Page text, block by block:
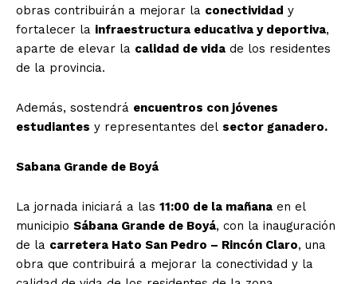
obras contribuirán a mejorar la conectividad y
fortalecer la infraestructura educativa y deportiva,
aparte de elevar la calidad de vida de los residentes
de la provincia.
Además, sostendrá encuentros con jóvenes
estudiantes y representantes del sector ganadero.
Sabana Grande de Boyá
La jornada iniciará a las 11:00 de la mañana en el
municipio Sábana Grande de Boyá, con la inauguración
de la carretera Hato San Pedro – Rincón Claro, una
obra que contribuirá a mejorar la conectividad y la